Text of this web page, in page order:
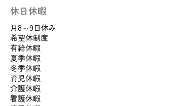
休日休暇
月8～9日休み
希望休制度
有給休暇
夏季休暇
冬季休暇
育児休暇
介護休暇
看護休暇